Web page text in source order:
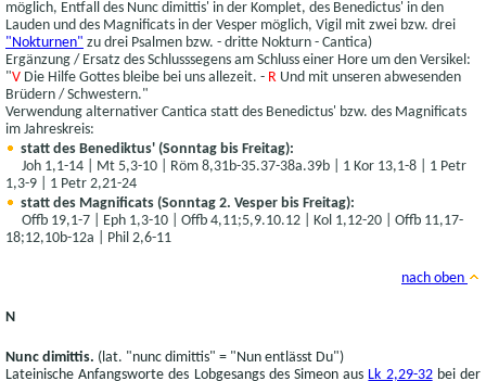
möglich, Entfall des Nunc dimittis' in der Komplet, des Benedictus' in den
Lauden und des Magnificats in der Vesper möglich, Vigil mit zwei bzw. drei
"Nokturnen" zu drei Psalmen bzw. - dritte Nokturn - Cantica)
Ergänzung / Ersatz des Schlusssegens am Schluss einer Hore um den Versikel:
"V Die Hilfe Gottes bleibe bei uns allezeit. - R Und mit unseren abwesenden
Brüdern / Schwestern."
Verwendung alternativer Cantica statt des Benedictus' bzw. des Magnificats
im Jahreskreis:
statt des Benediktus' (Sonntag bis Freitag):
Joh 1,1-14 | Mt 5,3-10 | Röm 8,31b-35.37-38a.39b | 1 Kor 13,1-8 | 1 Petr
1,3-9 | 1 Petr 2,21-24
statt des Magnificats (Sonntag 2. Vesper bis Freitag):
Offb 19,1-7 | Eph 1,3-10 | Offb 4,11;5,9.10.12 | Kol 1,12-20 | Offb 11,17-
18;12,10b-12a | Phil 2,6-11
nach oben
N
Nunc dimittis. (lat. "nunc dimittis" = "Nun entlässt Du")
Lateinische Anfangsworte des Lobgesangs des Simeon aus Lk 2,29-32bei der